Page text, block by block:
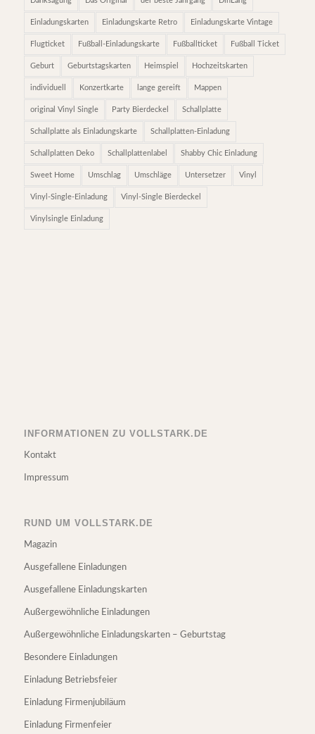
Einladungskarten Einladungskarte Retro Einladungskarte Vintage
Flugticket Fußball-Einladungskarte Fußballticket Fußball Ticket
Geburt Geburtstagskarten Heimspiel Hochzeitskarten
individuell Konzertkarte lange gereift Mappen
original Vinyl Single Party Bierdeckel Schallplatte
Schallplatte als Einladungskarte Schallplatten-Einladung
Schallplatten Deko Schallplattenlabel Shabby Chic Einladung
Sweet Home Umschlag Umschläge Untersetzer Vinyl
Vinyl-Single-Einladung Vinyl-Single Bierdeckel
Vinylsingle Einladung
INFORMATIONEN ZU VOLLSTARK.DE
Kontakt
Impressum
RUND UM VOLLSTARK.DE
Magazin
Ausgefallene Einladungen
Ausgefallene Einladungskarten
Außergewöhnliche Einladungen
Außergewöhnliche Einladungskarten – Geburtstag
Besondere Einladungen
Einladung Betriebsfeier
Einladung Firmenjubiläum
Einladung Firmenfeier